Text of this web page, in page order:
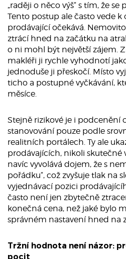
„raději o něco výš“ s tím, že
Tento postup ale často vede
prodávající očekává.
ztrácí hned na začátku na
o ni mohl být největší zájem.
makléři ji rychle vyhodnotí
jednoduše ji přeskočí. Místo
ticho a postupné vyčkávání,
měsíce.
Stejně rizikové je i podcenění
stanovování pouze podle
realitních portálech. Ty ale
prodávajících, nikoli skutečné
navíc vyvolává dojem, že s
pořádku“, což zvyšuje tlak na
vyjednávací pozici
často není jen zbytečně
konečná cena, než jaké bylo
správném nastavení hned na
Tržní hodnota není názor:
pocit